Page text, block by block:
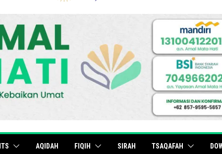
AQIDAH FIQIH SIRAH TSAQAFAH